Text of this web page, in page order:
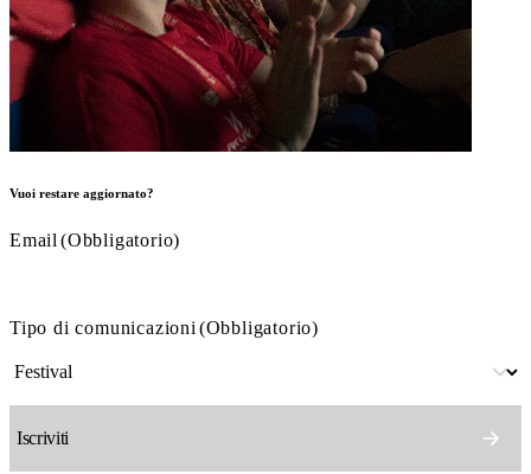
Vuoi restare aggiornato?
Email (Obbligatorio)
Tipo di comunicazioni (Obbligatorio)